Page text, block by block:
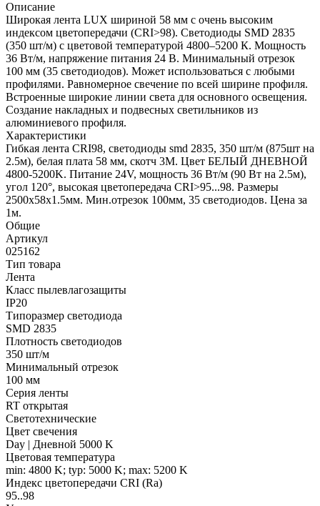
Описание
Широкая лента LUX шириной 58 мм с очень высоким
индексом цветопередачи (CRI>98). Светодиоды SMD 2835
(350 шт/м) с цветовой температурой 4800–5200 К. Мощность
36 Вт/м, напряжение питания 24 В. Минимальный отрезок
100 мм (35 светодиодов). Может использоваться с любыми
профилями. Равномерное свечение по всей ширине профиля.
Встроенные широкие линии света для основного освещения.
Создание накладных и подвесных светильников из
алюминиевого профиля.
Характеристики
Гибкая лента CRI98, светодиоды smd 2835, 350 шт/м (875шт на
2.5м), белая плата 58 мм, скотч 3М. Цвет БЕЛЫЙ ДНЕВНОЙ
4800-5200K. Питание 24V, мощность 36 Вт/м (90 Вт на 2.5м),
угол 120°, высокая цветопередача CRI>95...98. Размеры
2500х58x1.5мм. Мин.отрезок 100мм, 35 светодиодов. Цена за
1м.
Общие
Артикул
025162
Тип товара
Лента
Класс пылевлагозащиты
IP20
Типоразмер светодиода
SMD 2835
Плотность светодиодов
350 шт/м
Минимальный отрезок
100 мм
Серия ленты
RT открытая
Светотехнические
Цвет свечения
Day | Дневной 5000 K
Цветовая температура
min: 4800 K; typ: 5000 K; max: 5200 K
Индекс цветопередачи CRI (Ra)
95..98